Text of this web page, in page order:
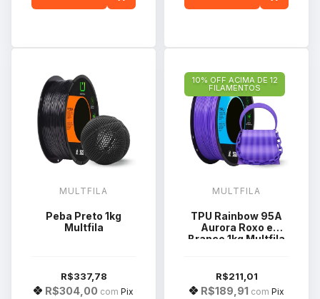
MULTFILA
Peba Preto 1kg
Multfila
R$337,78
R$304,00 com Pix
10% OFF ACIMA DE 12
FILAMENTOS
MULTFILA
TPU Rainbow 95A
Aurora Roxo e
Branco 1kg Multfila
R$211,01
R$189,91 com Pix